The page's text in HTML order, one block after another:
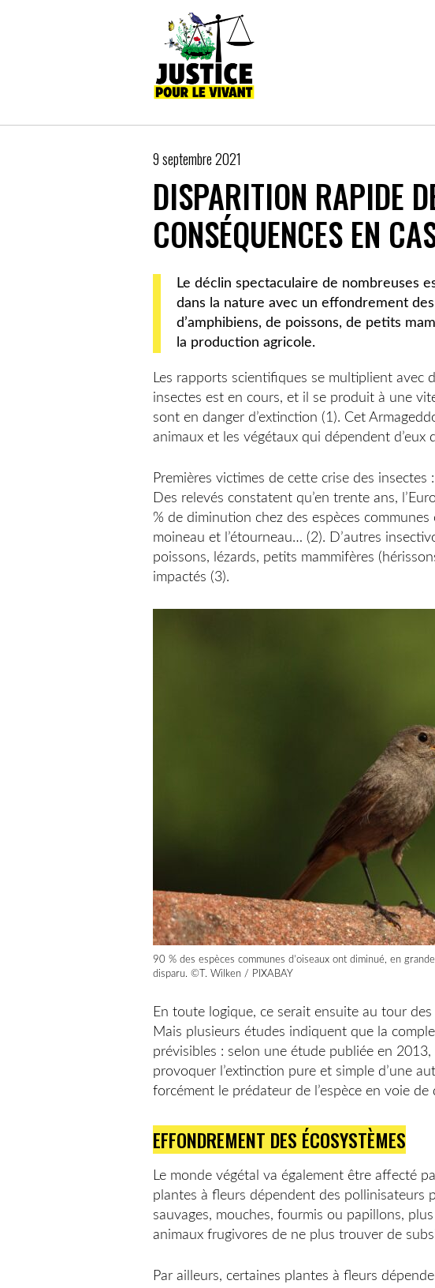
9 septembre 2021
DISPARITION RAPIDE
CONSÉQUENCES EN
Le déclin spectaculaire de nombreuses
dans la nature avec un effondrement
d’amphibiens, de poissons, de petits
la production agricole.
Les rapports scientifiques se multiplient avec
insectes est en cours, et il se produit à une
sont en danger d’extinction (1). Cet
animaux et les végétaux qui dépendent d’eux
Premières victimes de cette crise des
Des relevés constatent qu’en trente ans,
% de diminution chez des espèces
moineau et l’étourneau… (2). D’autres
poissons, lézards, petits mammifères
impactés (3).
90 % des espèces communes d’oiseaux ont diminué, en
disparu. ©T. Wilken / PIXABAY
En toute logique, ce serait ensuite au tour
Mais plusieurs études indiquent que la
prévisibles : selon une étude publiée en
provoquer l’extinction pure et simple d’une
forcément le prédateur de l’espèce en voie
EFFONDREMENT DES ÉCOSYSTÈMES
Le monde végétal va également être affecté
plantes à fleurs dépendent des pollinisateurs
sauvages, mouches, fourmis ou papillons,
animaux frugivores de ne plus trouver de
Par ailleurs, certaines plantes à fleurs